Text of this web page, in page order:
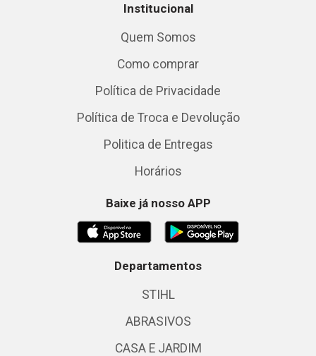
Institucional
Quem Somos
Como comprar
Política de Privacidade
Política de Troca e Devolução
Politica de Entregas
Horários
Baixe já nosso APP
Departamentos
STIHL
ABRASIVOS
CASA E JARDIM